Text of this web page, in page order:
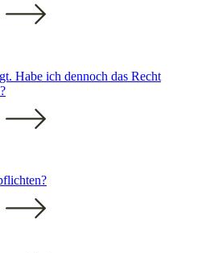
Habe ich dennoch das Recht